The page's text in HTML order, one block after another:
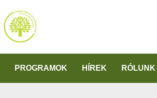
PROGRAMOK HÍREK RÓLUNK